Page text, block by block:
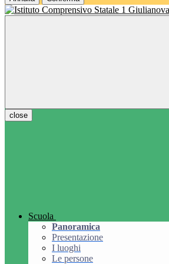
close
Scuola
Panoramica
Presentazione
I luoghi
Le persone